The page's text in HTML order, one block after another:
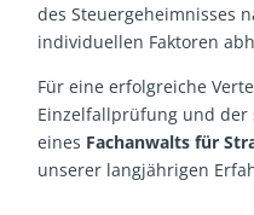
des Steuergeheimnisses
individuellen Faktoren
Für eine erfolgreiche
Einzelfallprüfung und der
eines Fachanwalts für
unserer langjährigen